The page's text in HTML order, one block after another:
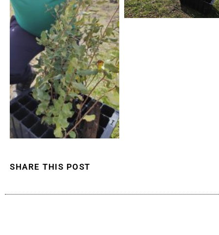
SHARE THIS POST